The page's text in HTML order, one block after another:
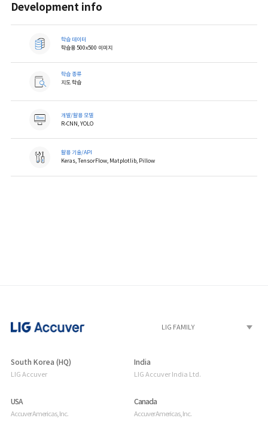
Development info
학습 데이터
학습용 500x500 이미지
학습 종류
지도 학습
개발/활용 모델
R-CNN, YOLO
활용 기술/API
Keras, TensorFlow, Matplotlib, Pillow
South Korea (HQ)
LIG Accuver
India
LIG Accuver India Ltd.
USA
Accuver Americas, Inc.
Canada
Accuver Americas, Inc.